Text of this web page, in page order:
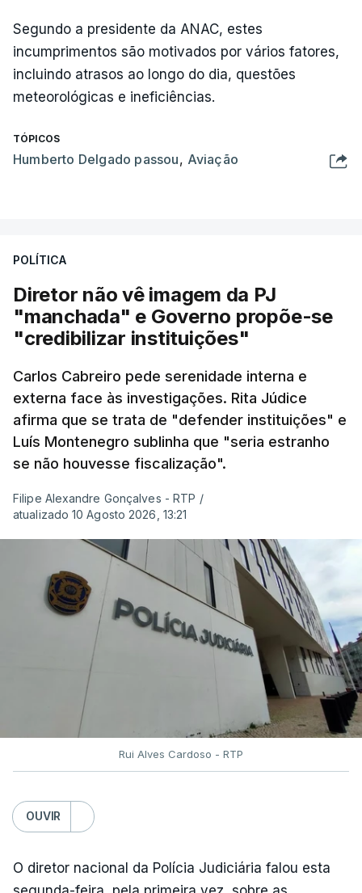
Segundo a presidente da ANAC, estes
incumprimentos são motivados por vários fatores,
incluindo atrasos ao longo do dia, questões
meteorológicas e ineficiências.
TÓPICOS
Humberto Delgado passou, Aviação
POLÍTICA
Diretor não vê imagem da PJ
"manchada" e Governo propõe-se
"credibilizar instituições"
Carlos Cabreiro pede serenidade interna e
externa face às investigações. Rita Júdice
afirma que se trata de "defender instituições" e
Luís Montenegro sublinha que "seria estranho
se não houvesse fiscalização".
Filipe Alexandre Gonçalves - RTP /
atualizado 10 Agosto 2026, 13:21
Rui Alves Cardoso - RTP
OUVIR
O diretor nacional da Polícia Judiciária falou esta